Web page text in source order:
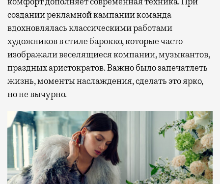
создании рекламной кампании команда
вдохновлялась классическими работами
художников в стиле барокко, которые часто
изображали веселящиеся компании, музыкантов,
праздных аристократов. Важно было запечатлеть
жизнь, моменты наслаждения, сделать это ярко,
но не вычурно.